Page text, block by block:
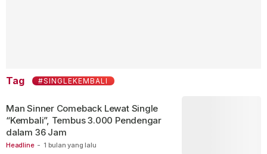
Tag #SINGLEKEMBALI
Headline - 1 bulan yang lalu
Man Sinner Comeback Lewat Single
“Kembali”, Tembus 3.000 Pendengar
dalam 36 Jam